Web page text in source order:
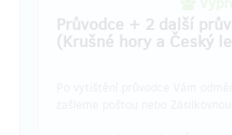
Průvodce + 2 další
(Krušné hory a Český